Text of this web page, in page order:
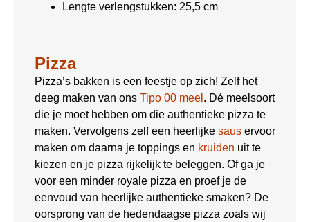
Lengte verlengstukken: 25,5 cm
Pizza
Pizza’s bakken is een feestje op zich! Zelf het
deeg maken van ons Tipo 00 meel . Dé meelsoort
die je moet hebben om die authentieke pizza te
maken. Vervolgens zelf een heerlijke saus ervoor
maken om daarna je toppings en kruiden uit te
kiezen en je pizza rijkelijk te beleggen. Of ga je
voor een minder royale pizza en proef je de
eenvoud van heerlijke authentieke smaken? De
oorsprong van de hedendaagse pizza zoals wij